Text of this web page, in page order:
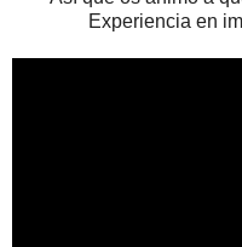
Experiencia en